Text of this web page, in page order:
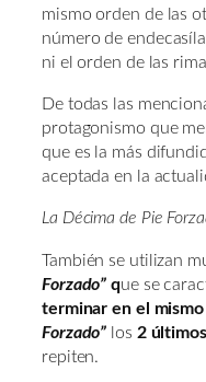
mismo orden de las
número de
ni el orden de las
De todas las
protagonismo que
que es la más
aceptada en la
La Décima de Pie
También se utilizan
Forzado” que se
terminar en el
Forzado” los 2
repiten.